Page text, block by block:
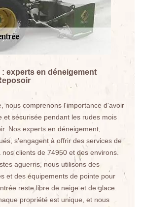
experts en déneigement
nous comprenons l'importance d'avoir
et sécurisée pendant les rudes mois
Nos experts en déneigement,
s'engagent à offrir des services de
clients de 74950 et des environs.
aguerris, nous utilisons des
et des équipements de pointe pour
reste libre de neige et de glace.
propriété est unique, et nous